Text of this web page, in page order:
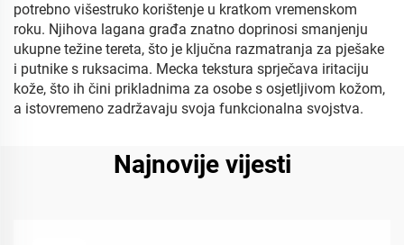
potrebno višestruko korištenje u kratkom vremenskom
roku. Njihova lagana građa znatno doprinosi smanjenju
ukupne težine tereta, što je ključna razmatranja za pješake
i putnike s ruksacima. Mecka tekstura sprječava iritaciju
kože, što ih čini prikladnima za osobe s osjetljivom kožom,
a istovremeno zadržavaju svoja funkcionalna svojstva.
Najnovije vijesti